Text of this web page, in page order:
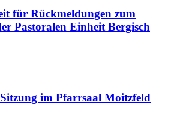
für Rückmeldungen zum
Pastoralen Einheit Bergisch
im Pfarrsaal Moitzfeld